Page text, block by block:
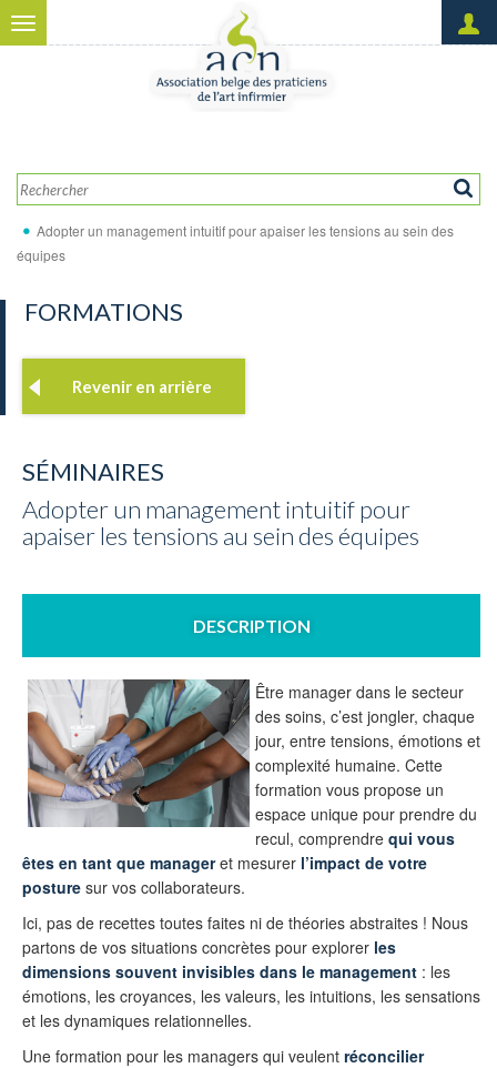
Aller au contenu principal
de passe
Toggle
navigation
Adopter un management intuitif pour apaiser les tensions au sein des
équipes
FORMATIONS
Revenir en arrière
SÉMINAIRES
Adopter un management intuitif pour
apaiser les tensions au sein des équipes
DESCRIPTION
Être manager dans le secteur
des soins, c’est jongler, chaque
jour, entre tensions, émotions et
complexité humaine. Cette
formation vous propose un
espace unique pour prendre du
recul, comprendre qui vous
êtes en tant que manageret mesurer l’impact de votre
posture sur vos collaborateurs.
Ici, pas de recettes toutes faites ni de théories abstraites ! Nous
partons de vos situations concrètes pour explorer les
dimensions souvent invisibles dans le management : les
émotions, les croyances, les valeurs, les intuitions, les sensations
et les dynamiques relationnelles.
Une formation pour les managers qui veulent réconcilier